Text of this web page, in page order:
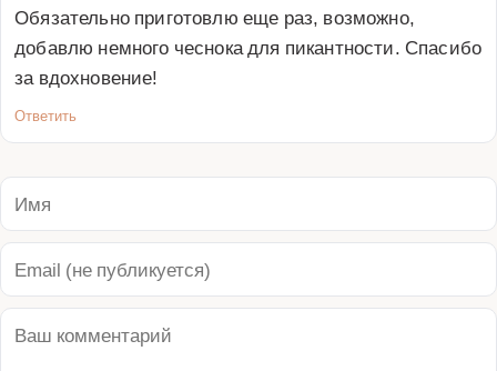
Обязательно приготовлю еще раз, возможно,
добавлю немного чеснока для пикантности. Спасибо
за вдохновение!
Ответить